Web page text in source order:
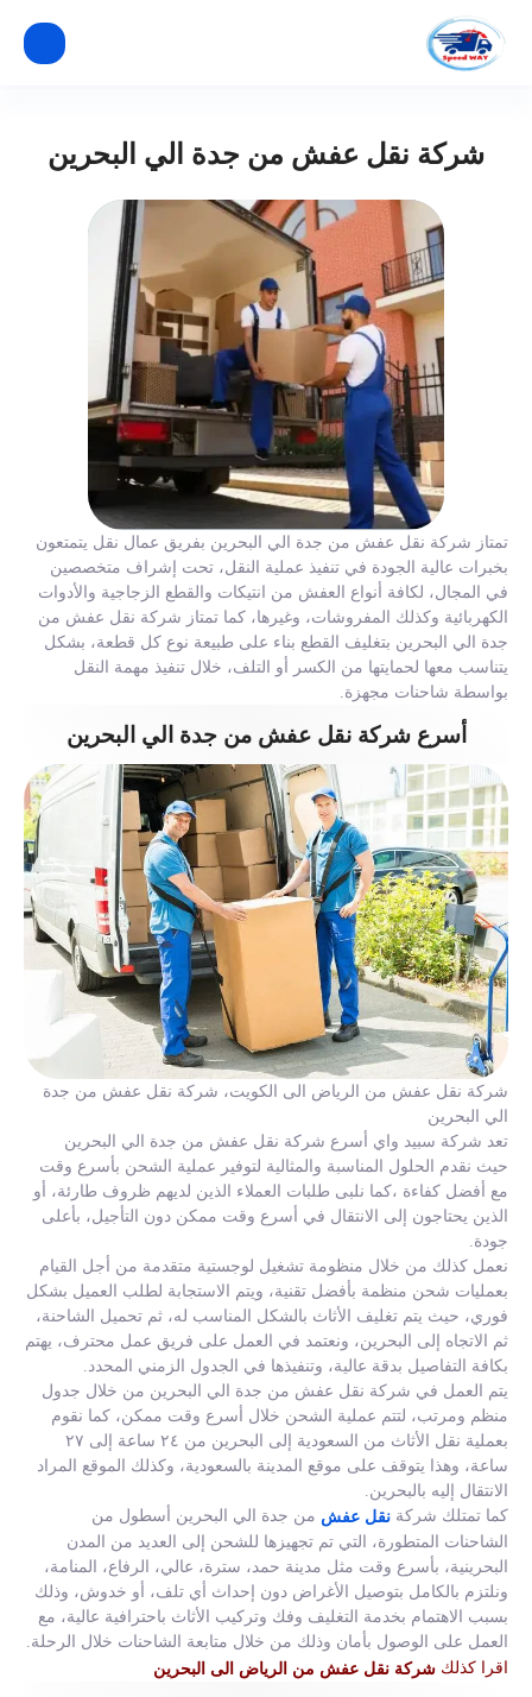
شركة نقل عفش من جدة الي البحرين
تمتاز شركة نقل عفش من جدة الي البحرين بفريق عمال نقل يتمتعون
بخبرات عالية الجودة في تنفيذ عملية النقل، تحت إشراف متخصصين
في المجال، لكافة أنواع العفش من انتيكات والقطع الزجاجية والأدوات
الكهربائية وكذلك المفروشات، وغيرها، كما تمتاز شركة نقل عفش من
جدة الي البحرين بتغليف القطع بناء على طبيعة نوع كل قطعة، بشكل
يتناسب معها لحمايتها من الكسر أو التلف، خلال تنفيذ مهمة النقل
بواسطة شاحنات مجهزة.
أسرع شركة نقل عفش من جدة الي البحرين
شركة نقل عفش من الرياض الى الكويت، شركة نقل عفش من جدة
الي البحرين
تعد شركة سبيد واي أسرع شركة نقل عفش من جدة الي البحرين
حيث نقدم الحلول المناسبة والمثالية لتوفير عملية الشحن بأسرع وقت
مع أفضل كفاءة ،كما نلبى طلبات العملاء الذين لديهم ظروف طارئة، أو
الذين يحتاجون إلى الانتقال في أسرع وقت ممكن دون التأجيل، بأعلى
جودة.
نعمل كذلك من خلال منظومة تشغيل لوجستية متقدمة من أجل القيام
بعمليات شحن منظمة بأفضل تقنية، ويتم الاستجابة لطلب العميل بشكل
فوري، حيث يتم تغليف الأثاث بالشكل المناسب له، ثم تحميل الشاحنة،
ثم الاتجاه إلى البحرين، ونعتمد في العمل على فريق عمل محترف، يهتم
بكافة التفاصيل بدقة عالية، وتنفيذها في الجدول الزمني المحدد.
يتم العمل في شركة نقل عفش من جدة الي البحرين من خلال جدول
منظم ومرتب، لتتم عملية الشحن خلال أسرع وقت ممكن، كما نقوم
بعملية نقل الأثاث من السعودية إلى البحرين من ٢٤ ساعة إلى ٢٧
ساعة، وهذا يتوقف على موقع المدينة بالسعودية، وكذلك الموقع المراد
الانتقال إليه بالبحرين.
كما تمتلك شركة نقل عفش من جدة الي البحرين أسطول من
الشاحنات المتطورة، التي تم تجهيزها للشحن إلى العديد من المدن
البحرينية، بأسرع وقت مثل مدينة حمد، سترة، عالي، الرفاع، المنامة،
ونلتزم بالكامل بتوصيل الأغراض دون إحداث أي تلف، أو خدوش، وذلك
بسبب الاهتمام بخدمة التغليف وفك وتركيب الأثاث باحترافية عالية، مع
العمل على الوصول بأمان وذلك من خلال متابعة الشاحنات خلال الرحلة.
اقرا كذلك شركة نقل عفش من الرياض الى البحرين